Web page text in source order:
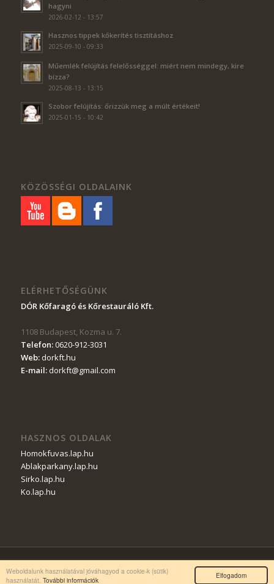
Elfogadom
Weboldalunk használatával jóváhagyod a cookie-k (sütik)
használatát. További információk
hagyni
2026-02-12 - 13:57
Hasznos tippek kőkerítés tisztításhoz
2025-09-10 - 09:33
Műemlék felújítás felelősséggel: miért nem mindegy, kire
bízza?
2025-08-13 - 13:15
Szobor felújítás: őrizzük meg a múlt értékeit!
2025-01-15 - 10:42
KÖZÖSSÉGI OLDALAINK
ELÉRHETŐSÉGÜNK
DÓR Kőfaragó és Kőrestauráló Kft.
1108 Budapest, Kozma u. 7.
Telefon:0620-912-3031
Web: dorkft.hu
E-mail: dorkft@gmail.com
HASZNOS OLDALAK
Homokfuvas.lap.hu
Ablakparkany.lap.hu
Sirko.lap.hu
Ko.lap.hu
© Copyright - dorkft.hu |Impresszum és Tárhely Szolgáltató